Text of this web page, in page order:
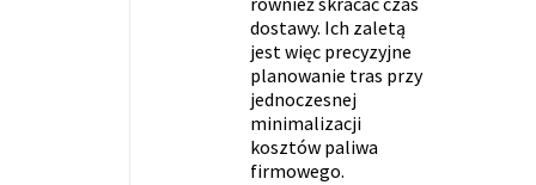
dostawy. Ich zaletą
jest więc precyzyjne
planowanie tras przy
jednoczesnej
minimalizacji
kosztów paliwa
firmowego.